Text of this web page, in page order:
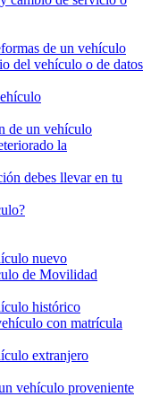
de un vehículo
del vehículo o de datos
de un vehículo
la
debes llevar en tu
nuevo
de Movilidad
histórico
con matrícula
extranjero
vehículo proveniente